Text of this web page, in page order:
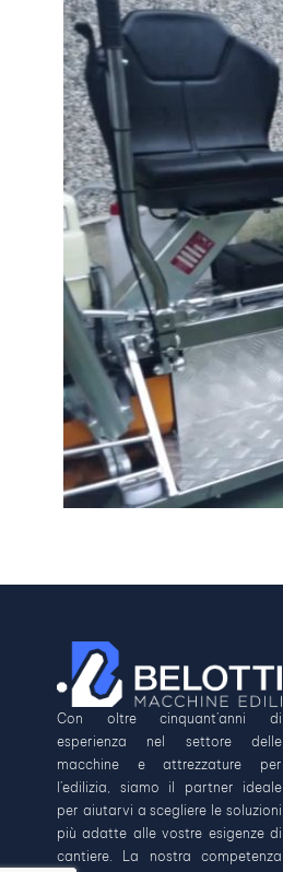
Con oltre cinquant’anni di
esperienza nel settore delle
macchine e attrezzature per
l’edilizia, siamo il partner ideale
per aiutarvi a scegliere le soluzioni
più adatte alle vostre esigenze di
cantiere. La nostra competenza